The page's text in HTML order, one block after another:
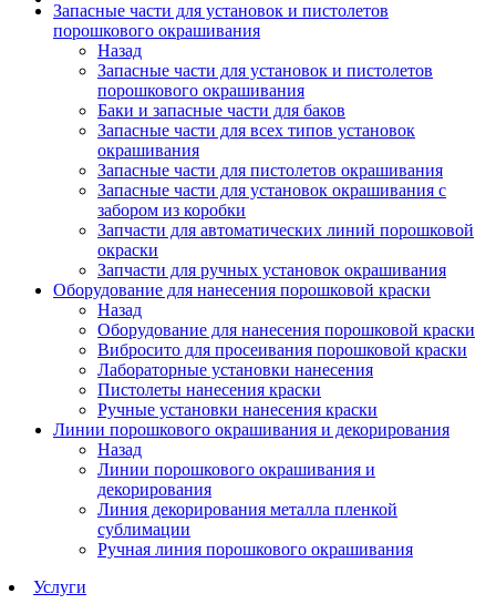
Запасные части для установок и пистолетов
порошкового окрашивания
Назад
Запасные части для установок и пистолетов
порошкового окрашивания
Баки и запасные части для баков
Запасные части для всех типов установок
окрашивания
Запасные части для пистолетов окрашивания
Запасные части для установок окрашивания с
забором из коробки
Запчасти для автоматических линий порошковой
окраски
Запчасти для ручных установок окрашивания
Оборудование для нанесения порошковой краски
Назад
Оборудование для нанесения порошковой краски
Вибросито для просеивания порошковой краски
Лабораторные установки нанесения
Пистолеты нанесения краски
Ручные установки нанесения краски
Линии порошкового окрашивания и декорирования
Назад
Линии порошкового окрашивания и
декорирования
Линия декорирования металла пленкой
сублимации
Ручная линия порошкового окрашивания
Услуги